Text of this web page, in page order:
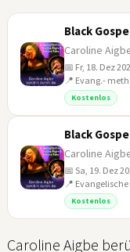
Black
Caroline
📅 Fr, 18. Dez
📍 Evang.-
Kostenlos
Black
Caroline
📅 Sa, 19. Dez
📍
Kostenlos
Caroline Aigbe